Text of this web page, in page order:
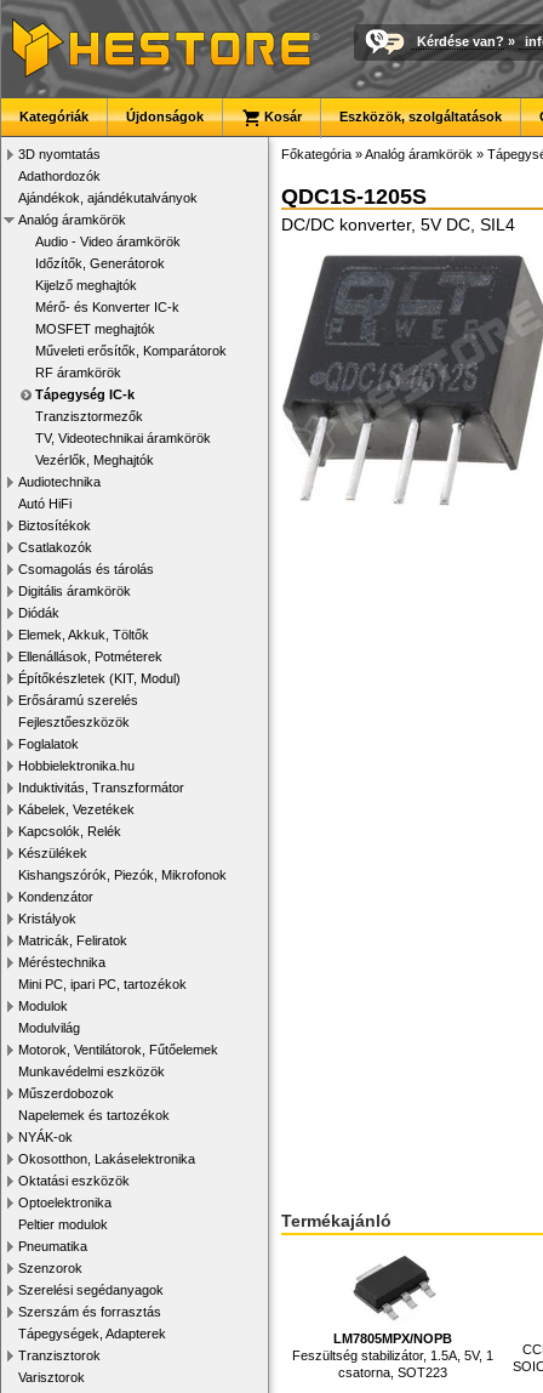
Kérdése van? »
Kategóriák Újdonságok Kosár Eszközök, szolgáltatások
3D nyomtatás
Adathordozók
Ajándékok, ajándékutalványok
Analóg áramkörök
Audio - Video áramkörök
Időzítők, Generátorok
Kijelző meghajtók
Mérő- és Konverter IC-k
MOSFET meghajtók
Műveleti erősítők, Komparátorok
RF áramkörök
Tápegység IC-k
Tranzisztormezők
TV, Videotechnikai áramkörök
Vezérlők, Meghajtók
Audiotechnika
Autó HiFi
Biztosítékok
Csatlakozók
Csomagolás és tárolás
Digitális áramkörök
Diódák
Elemek, Akkuk, Töltők
Ellenállások, Potméterek
Építőkészletek (KIT, Modul)
Erősáramú szerelés
Fejlesztőeszközök
Foglalatok
Hobbielektronika.hu
Induktivitás, Transzformátor
Kábelek, Vezetékek
Kapcsolók, Relék
Készülékek
Kishangszórók, Piezók, Mikrofonok
Kondenzátor
Kristályok
Matricák, Feliratok
Méréstechnika
Mini PC, ipari PC, tartozékok
Modulok
Modulvilág
Motorok, Ventilátorok, Fűtőelemek
Munkavédelmi eszközök
Műszerdobozok
Napelemek és tartozékok
NYÁK-ok
Okosotthon, Lakáselektronika
Oktatási eszközök
Optoelektronika
Peltier modulok
Pneumatika
Szenzorok
Szerelési segédanyagok
Szerszám és forrasztás
Tápegységek, Adapterek
Tranzisztorok
Varisztorok
Főkategória »Analóg áramkörök »
QDC1S-1205S
DC/DC konverter, 5V DC, SIL4
Termékajánló
LM7805MPX/NOPB
Feszültség stabilizátor, 1.5A, 5V, 1
csatorna, SOT223